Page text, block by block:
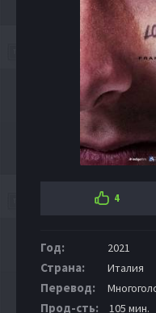
4
Год: 2021
Страна: Италия
Перевод:
Прод-сть: 105 мин.